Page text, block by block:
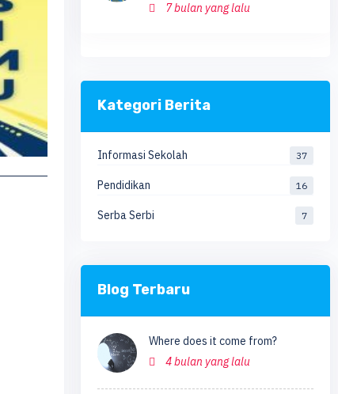
7 bulan yang lalu
Kategori Berita
Informasi Sekolah 37
Pendidikan 16
Serba Serbi 7
Blog Terbaru
Where does it come from?
4 bulan yang lalu